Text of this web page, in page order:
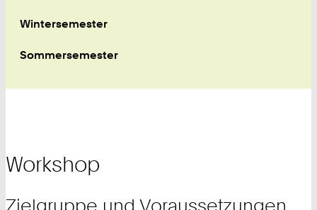
Wintersemester
Sommersemester
Workshop
Zielgruppe und Voraussetzungen